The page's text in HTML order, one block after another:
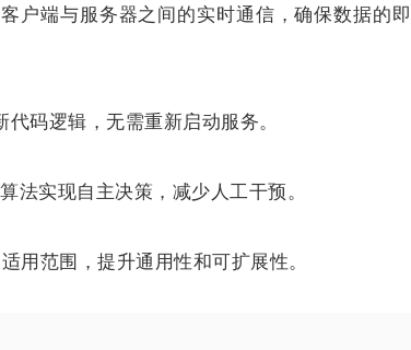
户端与服务器之间的实时通信，确保数据的
码逻辑，无需重新启动服务。
法实现自主决策，减少人工干预。
用范围，提升通用性和可扩展性。